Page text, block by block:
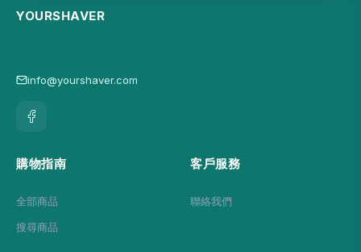
YOURSHAVER
info@yourshaver.com
購物指南
全部商品
搜尋商品
客戶服務
聯絡我們